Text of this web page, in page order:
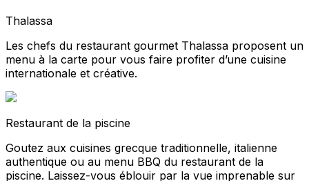
Thalassa
Les chefs du restaurant gourmet Thalassa proposent un
menu à la carte pour vous faire profiter d’une cuisine
internationale et créative.
Restaurant de la piscine
Goutez aux cuisines grecque traditionnelle, italienne
authentique ou au menu BBQ du restaurant de la
piscine. Laissez-vous éblouir par la vue imprenable sur